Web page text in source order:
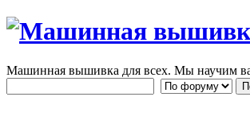
Машинная вышивка для всех. Мы научим